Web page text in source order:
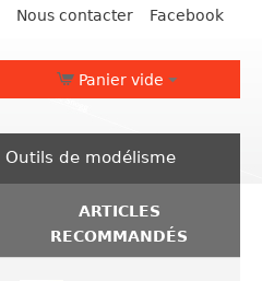
Nous contacter Facebook
Panier vide
Outils de modélisme
ARTICLES
RECOMMANDÉS